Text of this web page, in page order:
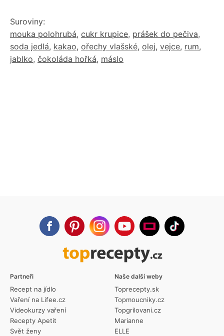
Suroviny:
mouka polohrubá, cukr krupice, prášek do pečiva,
soda jedlá, kakao, ořechy vlašské, olej, vejce, rum,
jablko, čokoláda hořká, máslo
Partneři
Recept na jídlo
Vaření na Lifee.cz
Videokurzy vaření
Recepty Apetit
Svět ženy
Naše další weby
Toprecepty.sk
Topmoucniky.cz
Topgrilovani.cz
Marianne
ELLE